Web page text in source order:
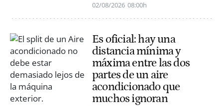
02/08/2026 08:00h
Es oficial: hay una
distancia mínima y
máxima entre las dos
partes de un aire
acondicionado que
muchos ignoran